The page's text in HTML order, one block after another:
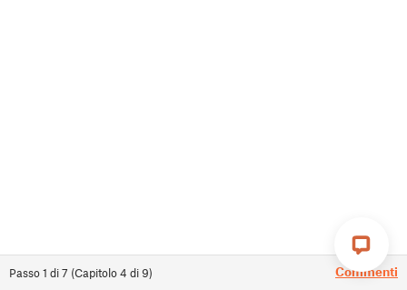
Passo1 di7 (Capitolo4 di9) Commenti